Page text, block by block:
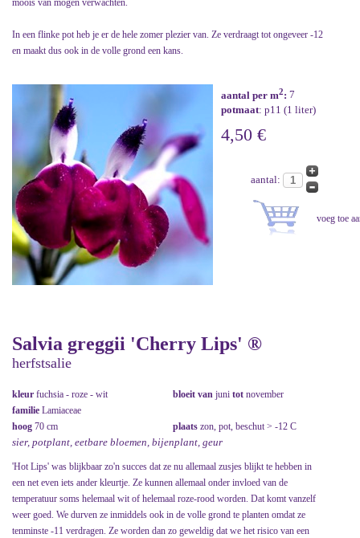
moois van mogen verwachten.
In een flinke pot heb je er de hele zomer plezier van. Ze verdraagt tot ongeveer -12
en maakt dus ook in de volle grond een kans.
aantal per m2: 7
potmaat: p11 (1 liter)
4,50 €
aantal:
Salvia greggii 'Cherry Lips' ®
herfstsalie
kleur fuchsia - roze - wit bloeit van juni tot november
familie Lamiaceae
hoog 70 cm plaats zon, pot, beschut > -12 C
sier, potplant, eetbare bloemen, bijenplant, geur
'Hot Lips' was blijkbaar zo'n succes dat ze nu allemaal zusjes blijkt te hebben in
een net even iets ander kleurtje. Ze kunnen allemaal onder invloed van de
temperatuur soms helemaal wit of helemaal roze-rood worden. Dat komt vanzelf
weer goed. We durven ze inmiddels ook in de volle grond te planten omdat ze
tenminste -11 verdragen. Ze worden dan zo geweldig dat we het risico van een